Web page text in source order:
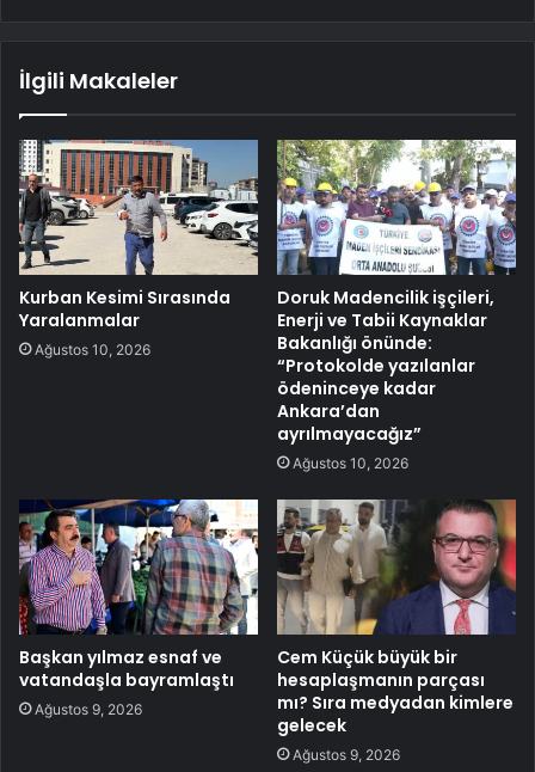
İlgili Makaleler
Kurban Kesimi Sırasında
Yaralanmalar
Ağustos 10, 2026
Doruk Madencilik işçileri,
Enerji ve Tabii Kaynaklar
Bakanlığı önünde:
“Protokolde yazılanlar
ödeninceye kadar
Ankara’dan
ayrılmayacağız”
Ağustos 10, 2026
Başkan yılmaz esnaf ve
vatandaşla bayramlaştı
Ağustos 9, 2026
Cem Küçük büyük bir
hesaplaşmanın parçası
mı? Sıra medyadan kimlere
gelecek
Ağustos 9, 2026